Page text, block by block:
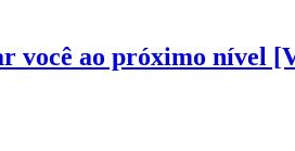
você ao próximo nível